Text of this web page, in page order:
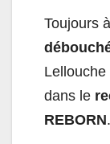
Toujours
dans le
REBORN.